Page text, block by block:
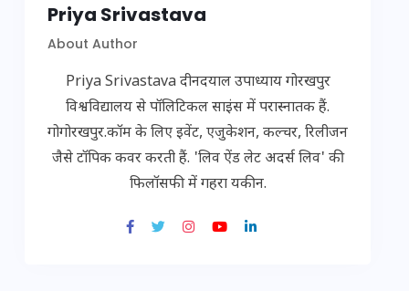
Priya Srivastava
About Author
Priya Srivastava दीनदयाल उपाध्याय गोरखपुर
विश्वविद्यालय से पॉलिटिकल साइंस में परास्नातक हैं.
गोगोरखपुर.कॉम के लिए इवेंट, एजुकेशन, कल्चर, रिलीजन
जैसे टॉपिक कवर करती हैं. 'लिव ऐंड लेट अदर्स लिव' की
फिलॉसफी में गहरा यकीन.